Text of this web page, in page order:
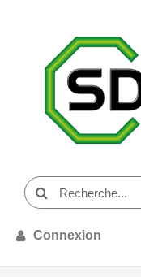
Connexion